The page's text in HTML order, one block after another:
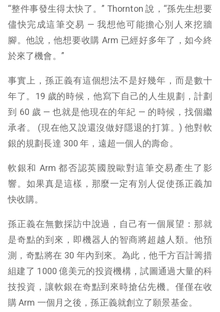
“整件事發生得太快了。” Thornton 說，“孫先生想要
儘快完成這筆交易 — 我想他可能擔心別人來挖牆
腳。他說，他想要收購 Arm 已經好多年了，如今終
於來了機會。”
事實上，孫正義有這個想法不是好幾年，而是數十
年了。19 歲的時候，他寫下自己的人生規劃，計劃
到 60 歲 — 也就是他現在的年紀 — 的時候，找個繼
承者。 (現在他又說還沒做好隱退的打算。) 他對軟
銀的規劃長達 300 年，遠超一個人的壽命。
軟銀和 Arm 都否認英國脫歐對這筆交易產生了影
響。如果真是這樣，那麼一定有別人促使孫正義加
快收購。
孫正義在無數採訪中說過，自己有一個展望：那就
是奇點的到來，即機器人的智商將超越人類。他預
測，奇點將在 30 年內到來。為此，他千方百計籌措
組建了 1000 億美元的投資機構，試圖通過大量的科
技投資，讓軟銀在奇點到來時搶佔先機。僅僅在收
購 Arm 一個月之後，孫正義就創立了願景基金。